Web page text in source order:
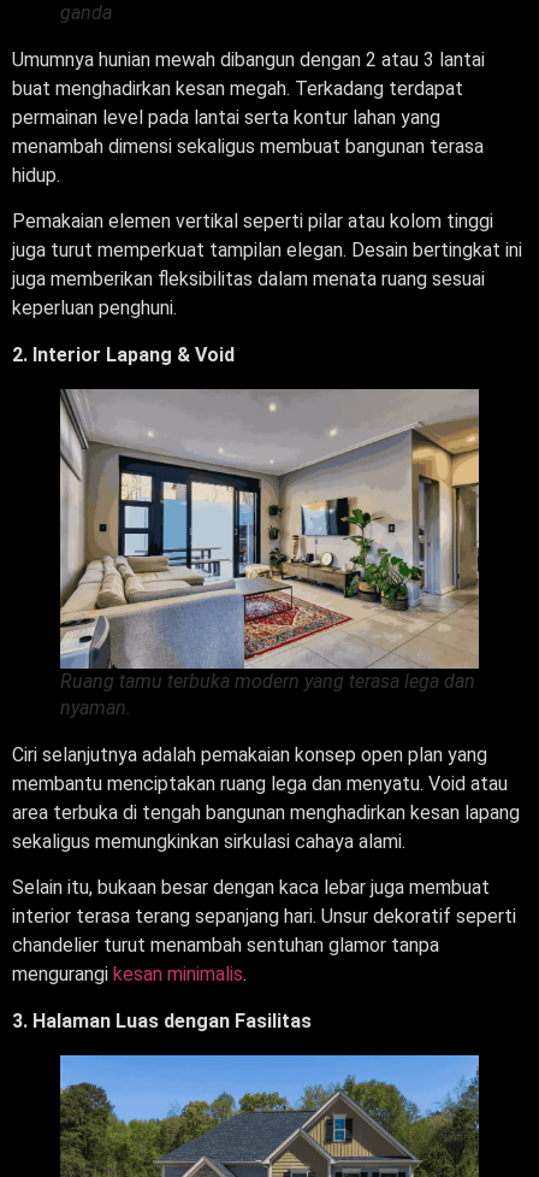
ganda
Umumnya hunian mewah dibangun dengan 2 atau 3 lantai
buat menghadirkan kesan megah. Terkadang terdapat
permainan level pada lantai serta kontur lahan yang
menambah dimensi sekaligus membuat bangunan terasa
hidup.
Pemakaian elemen vertikal seperti pilar atau kolom tinggi
juga turut memperkuat tampilan elegan. Desain bertingkat ini
juga memberikan fleksibilitas dalam menata ruang sesuai
keperluan penghuni.
2. Interior Lapang & Void
Ruang tamu terbuka modern yang terasa lega dan
nyaman.
Ciri selanjutnya adalah pemakaian konsep open plan yang
membantu menciptakan ruang lega dan menyatu. Void atau
area terbuka di tengah bangunan menghadirkan kesan lapang
sekaligus memungkinkan sirkulasi cahaya alami.
Selain itu, bukaan besar dengan kaca lebar juga membuat
interior terasa terang sepanjang hari. Unsur dekoratif seperti
chandelier turut menambah sentuhan glamor tanpa
mengurangi kesan minimalis.
3. Halaman Luas dengan Fasilitas